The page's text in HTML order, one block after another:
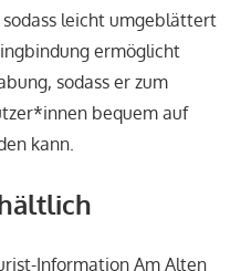
leicht umgeblättert
ermöglicht
sodass er zum
bequem auf
kann.
Information Am Alten